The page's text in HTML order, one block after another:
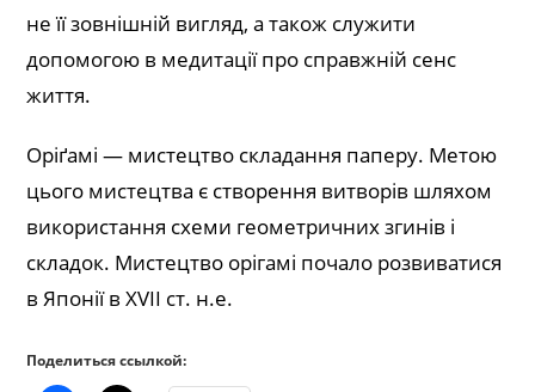
не її зовнішній вигляд, а також служити
допомогою в медитації про справжній сенс
життя.
Оріґамі — мистецтво складання паперу. Метою
цього мистецтва є створення витворів шляхом
використання схеми геометричних згинів і
складок. Мистецтво орігамі почало розвиватися
в Японії в XVII ст. н.е.
Поделиться ссылкой: